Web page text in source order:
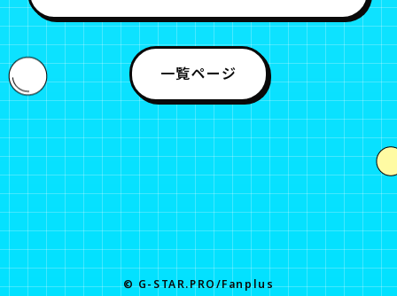
一覧ページ
© G-STAR.PRO/Fanplus